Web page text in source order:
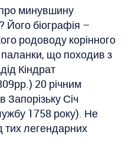
минувшину
Його біографія –
родоводу корінного
що походив з
Кіндрат
20 річним
Січ
1758 року). Не
тих легендарних